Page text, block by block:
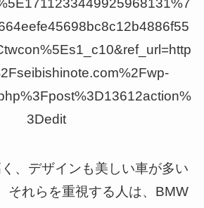
3Dedit
、デザインも美しい車が多い
それらを重視する人は、BMW